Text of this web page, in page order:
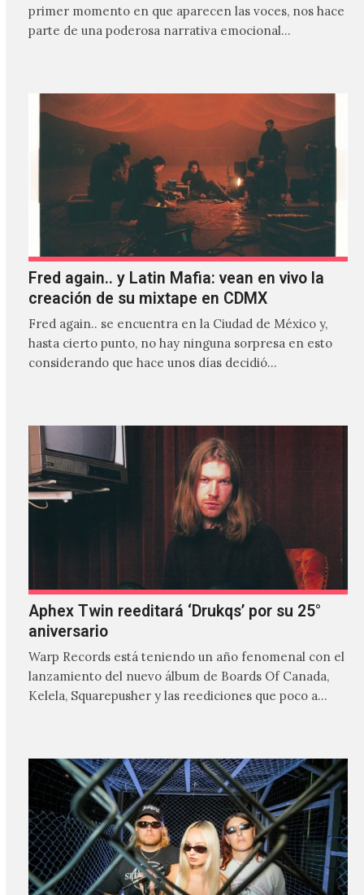
primer momento en que aparecen las voces, nos hace
parte de una poderosa narrativa emocional…
Fred again.. y Latin Mafia: vean en vivo la
creación de su mixtape en CDMX
Fred again.. se encuentra en la Ciudad de México y,
hasta cierto punto, no hay ninguna sorpresa en esto
considerando que hace unos días decidió…
Aphex Twin reeditará ‘Drukqs’ por su 25°
aniversario
Warp Records está teniendo un año fenomenal con el
lanzamiento del nuevo álbum de Boards Of Canada,
Kelela, Squarepusher y las reediciones que poco a…